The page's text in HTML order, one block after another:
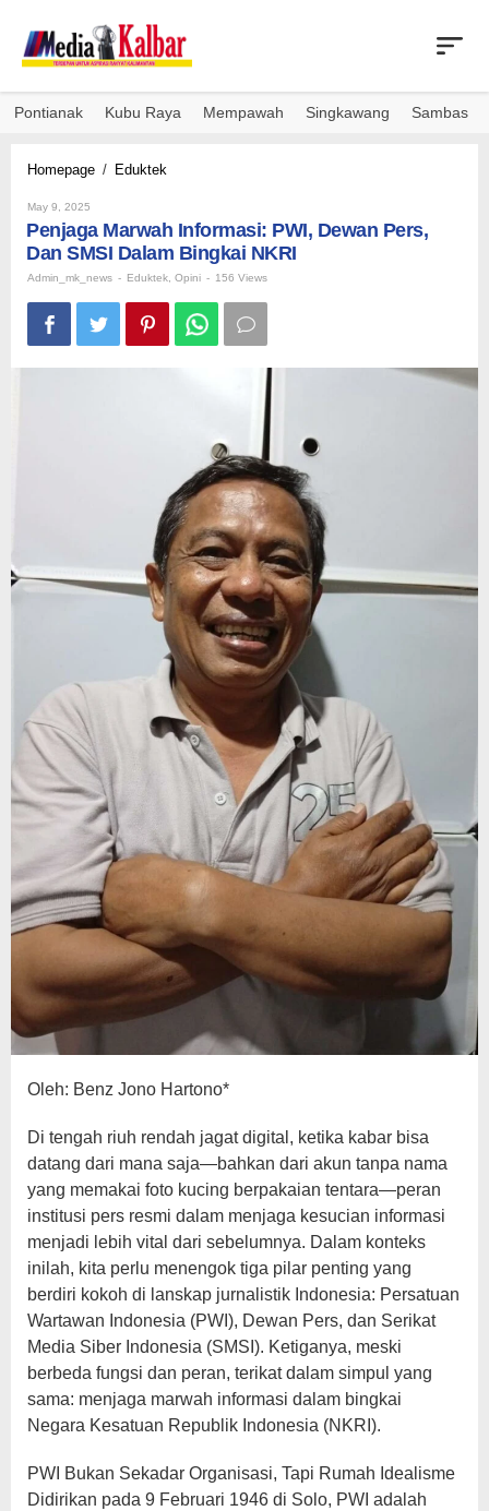
content
Pontianak Kubu Raya Mempawah Singkawang Sambas
Homepage / Eduktek
PWI,
Dewan
Dan
SMSI
Dalam
Bingkai
NKRI
May 9, 2025
Penjaga Marwah Informasi: PWI, Dewan Pers,
Dan SMSI Dalam Bingkai NKRI
Admin_mk_news - Eduktek Opini - 156 Views
Oleh: Benz Jono Hartono*
Di tengah riuh rendah jagat digital, ketika kabar bisa
datang dari mana saja—bahkan dari akun tanpa nama
yang memakai foto kucing berpakaian tentara—peran
institusi pers resmi dalam menjaga kesucian informasi
menjadi lebih vital dari sebelumnya. Dalam konteks
inilah, kita perlu menengok tiga pilar penting yang
berdiri kokoh di lanskap jurnalistik Indonesia: Persatuan
Wartawan Indonesia (PWI), Dewan Pers, dan Serikat
Media Siber Indonesia (SMSI). Ketiganya, meski
berbeda fungsi dan peran, terikat dalam simpul yang
sama: menjaga marwah informasi dalam bingkai
Negara Kesatuan Republik Indonesia (NKRI).
PWI Bukan Sekadar Organisasi, Tapi Rumah Idealisme
Didirikan pada 9 Februari 1946 di Solo, PWI adalah